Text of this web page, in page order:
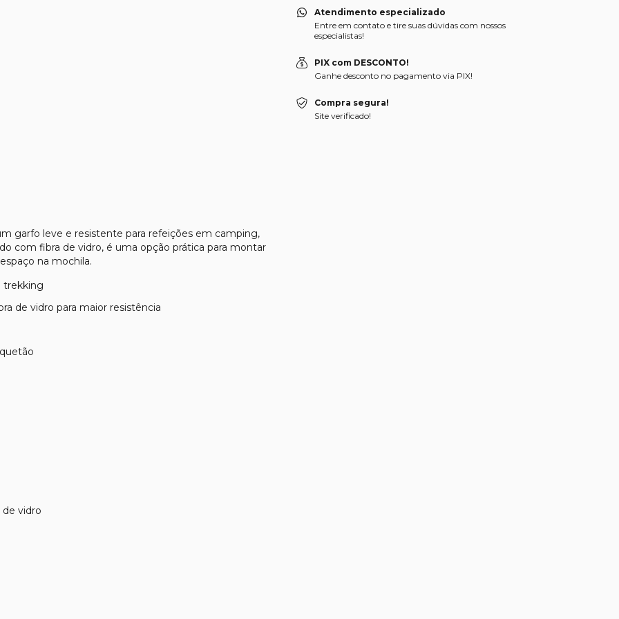
garfo leve e resistente para refeições em camping,
com fibra de vidro, é uma opção prática para montar
na mochila.
trekking
de vidro para maior resistência
vidro
Atendimento especializado
Entre em contato e tire suas dúvidas com nossos
especialistas!
PIX com DESCONTO!
Ganhe desconto no pagamento via PIX!
Compra segura!
Site verificado!